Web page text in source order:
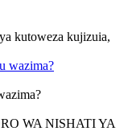
kutoweza kujizuia,
WA NISHATI YA